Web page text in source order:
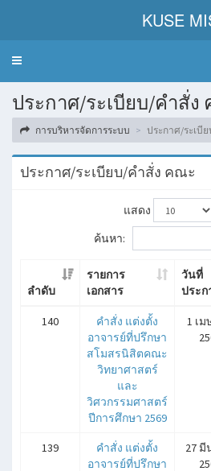
KUSE
Toggle
ประกาศ/ระเบียบ/คำสั่ง
การบริหารจัดการระบบ ประกาศ/ระเบี
ประกาศ/ระเบียบ/คำสั่ง คณะ
แสดง
ค้นหา:
ลำดับ
รายการ
เอกสาร
วันที่
ประก
ลำดับ
รายการ
เอกสาร
วันที่
ประ
140
คำสั่ง แต่งตั้ง
อาจารย์ที่ปรึกษา
สโมสรนิสิตคณะ
วิทยาศาสตร์
และ
วิศวกรรมศาสตร์
ปีการศึกษา 2569
1 เ
139
คำสั่ง แต่งตั้ง
อาจารย์ที่ปรึกษา
27